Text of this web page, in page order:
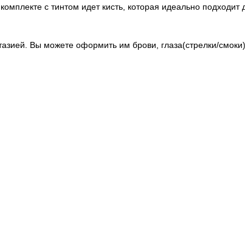
с тинтом идет кисть, которая идеально подходит
Вы можете оформить им брови, глаза(стрелки/